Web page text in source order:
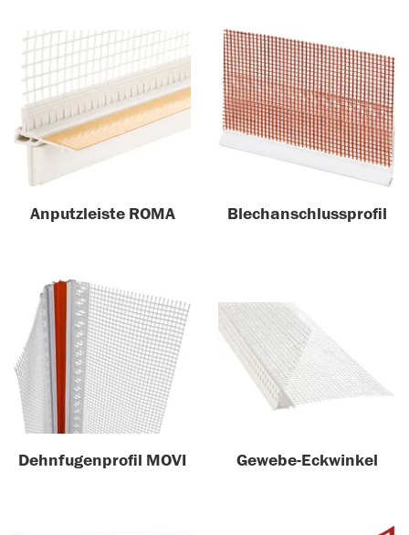
Anputzleiste ROMA Blechanschlussprofil
Dehnfugenprofil MOVI Gewebe-Eckwinkel